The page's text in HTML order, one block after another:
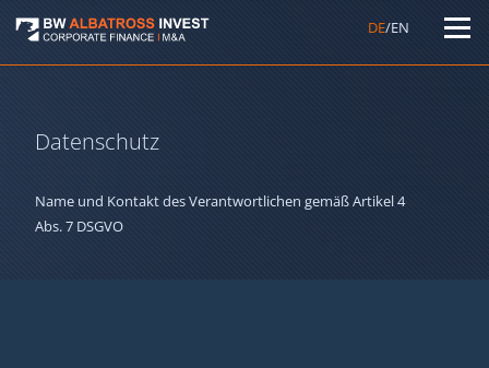
DE/EN
Datenschutz
Name und Kontakt des Verantwortlichen gemäß Artikel 4
Abs. 7 DSGVO